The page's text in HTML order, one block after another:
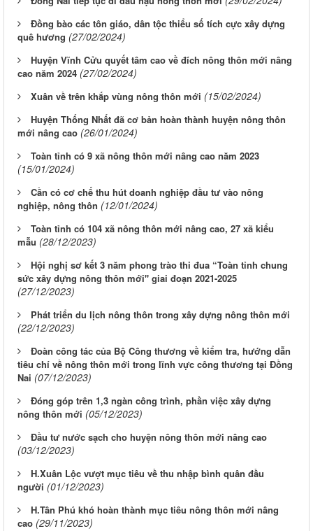
Đồng bào các tôn giáo, dân tộc thiểu số tích cực xây dựng
quê hương (27/02/2024)
Huyện Vĩnh Cửu quyết tâm cao về đích nông thôn mới nâng
cao năm 2024 (27/02/2024)
Xuân về trên khắp vùng nông thôn mới (15/02/2024)
Huyện Thống Nhất đã cơ bản hoàn thành huyện nông thôn
mới nâng cao (26/01/2024)
Toàn tỉnh có 9 xã nông thôn mới nâng cao năm 2023
(15/01/2024)
Cần có cơ chế thu hút doanh nghiệp đầu tư vào nông
nghiệp, nông thôn (12/01/2024)
Toàn tỉnh có 104 xã nông thôn mới nâng cao, 27 xã kiểu
mẫu (28/12/2023)
Hội nghị sơ kết 3 năm phong trào thi đua “Toàn tỉnh chung
sức xây dựng nông thôn mới" giai đoạn 2021-2025
(27/12/2023)
Phát triển du lịch nông thôn trong xây dựng nông thôn mới
(22/12/2023)
Đoàn công tác của Bộ Công thương về kiểm tra, hướng dẫn
tiêu chí về nông thôn mới trong lĩnh vực công thương tại Đồng
Nai (07/12/2023)
Đóng góp trên 1,3 ngàn công trình, phần việc xây dựng
nông thôn mới (05/12/2023)
Đầu tư nước sạch cho huyện nông thôn mới nâng cao
(03/12/2023)
H.Xuân Lộc vượt mục tiêu về thu nhập bình quân đầu
người (01/12/2023)
H.Tân Phú khó hoàn thành mục tiêu nông thôn mới nâng
cao (29/11/2023)